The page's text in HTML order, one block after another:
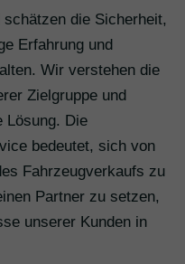
die Sicherheit,
Erfahrung und
Wir verstehen die
Zielgruppe und
Lösung. Die
bedeutet, sich von
Fahrzeugverkaufs zu
Partner zu setzen,
unserer Kunden in